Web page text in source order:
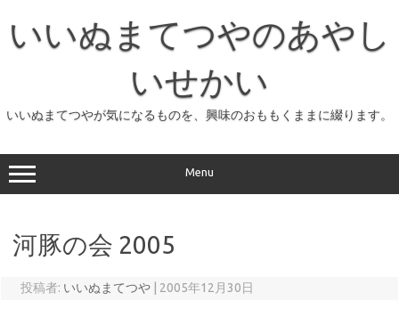
プ
いいぬまてつやのあやし
いせかい
いいぬまてつやが気になるものを、興味のおももくままに綴ります。
Menu
河豚の会 2005
投稿者: いいぬまてつや 2005年12月30日